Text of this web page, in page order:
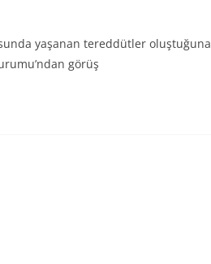
yaşanan tereddütler oluştuğuna
görüş